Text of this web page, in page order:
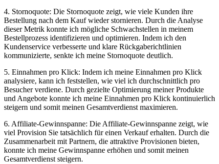
4. Stornoquote: Die Stornoquote⁣ zeigt, wie viele Kunden ‌ihre⁣
Bestellung ‍nach dem⁢ Kauf wieder stornieren. ​Durch die⁢ Analyse
dieser Metrik konnte ich mögliche Schwachstellen in meinem
Bestellprozess⁣ identifizieren und optimieren. Indem ich den
Kundenservice verbesserte und klare Rückgaberichtlinien
‌kommunizierte, senkte ich meine Stornoquote ‌deutlich.
5. Einnahmen‌ pro ​Klick:​ Indem ich meine Einnahmen pro⁣ Klick
analysiere, kann ich feststellen, wie‍ viel ich durchschnittlich‌ pro
Besucher verdiene. Durch gezielte Optimierung meiner​ Produkte
und Angebote⁢ konnte ⁣ich meine‍ Einnahmen pro Klick kontinuierlich
steigern ​und somit meinen Gesamtverdienst maximieren.
6. Affiliate-Gewinnspanne: Die Affiliate-Gewinnspanne zeigt, wie
viel Provision Sie tatsächlich⁢ für einen Verkauf erhalten. Durch die‍
Zusammenarbeit mit ​Partnern,⁤ die attraktive Provisionen bieten,
konnte ich meine Gewinnspanne‍ erhöhen und​ somit‍ meinen
Gesamtverdienst steigern.